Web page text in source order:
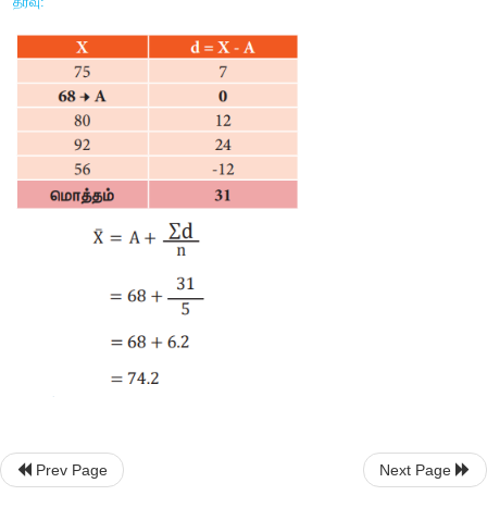
சுருக்க முறை
இம்முறையில் கூட்டுச் சராசரியினை கண்டறிய சூத்திரம்
இங்கு A = அனுமானிக்கப்பட்ட கூட்டுச் சராசரி
d = அனுமானிக்கப்பட்ட சராசரியிலிருந்து X-ன் விலகல்
உதாரணம் 2: ஒரு வகுப்பில் பயிலும் 5 மாணவர்கள் ஒரு
தீர்வு:
Prev Page Next Page